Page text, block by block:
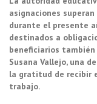
asignaciones superan
durante el presente
destinados a
beneficiarios
Susana Vallejo, una
la gratitud de recibir
trabajo.